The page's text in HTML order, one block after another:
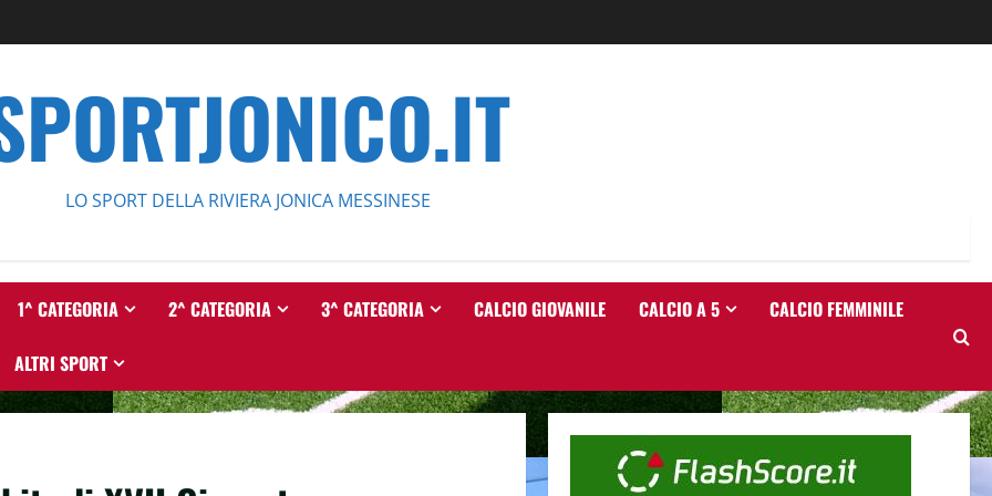
LO SPORT DELLA RIVIERA JONICA MESSINESE
1^ CATEGORIA 2^ CATEGORIA 3^ CATEGORIA CALCIO GIOVANILE CALCIO A 5 CALCIO FEMMINILE
ALTRI SPORT